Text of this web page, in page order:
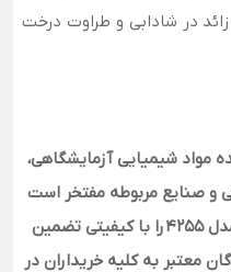
در شادابی و طراوت درخت
مواد شیمیایی آزمایشگاهی،
و صنایع مربوطه مفتخر است
که می‌تواند قیچی دسته بلند برگر مدل 4255 را با کیفیتی تضمین
معتبر به کلیه خریداران در